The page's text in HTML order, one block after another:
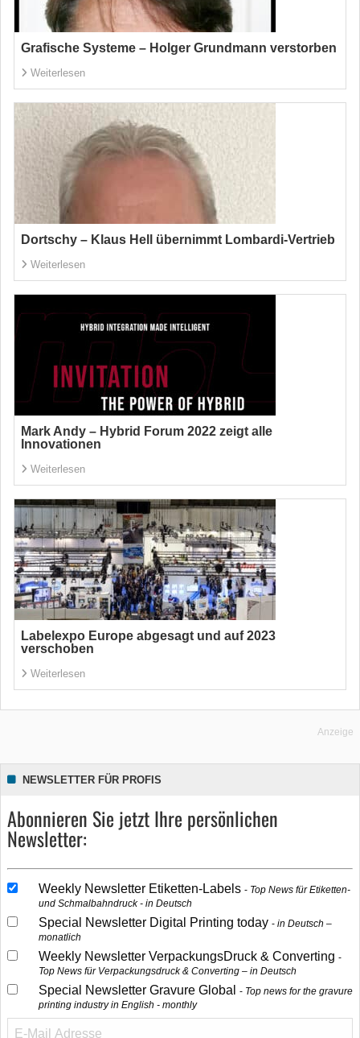
Grafische Systeme – Holger Grundmann verstorben
Weiterlesen
Dortschy – Klaus Hell übernimmt Lombardi-Vertrieb
Weiterlesen
Mark Andy – Hybrid Forum 2022 zeigt alle
Innovationen
Weiterlesen
Labelexpo Europe abgesagt und auf 2023
verschoben
Weiterlesen
Anzeige
NEWSLETTER FÜR PROFIS
Abonnieren Sie jetzt Ihre persönlichen
Newsletter:
Weekly Newsletter Etiketten-Labels
Top News für Etiketten-
und Schmalbahndruck - in Deutsch
Special Newsletter Digital Printing today
in Deutsch –
monatlich
Weekly Newsletter VerpackungsDruck & Converting
Top News für Verpackungsdruck & Converting – in Deutsch
Special Newsletter Gravure Global
Top news for the gravure
printing industry in English - monthly